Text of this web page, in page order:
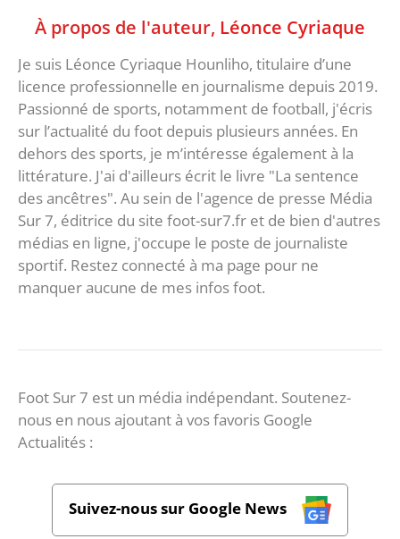
À propos de l'auteur, Léonce Cyriaque
Je suis Léonce Cyriaque Hounliho, titulaire d’une
licence professionnelle en journalisme depuis 2019.
Passionné de sports, notamment de football, j'écris
sur l’actualité du foot depuis plusieurs années. En
dehors des sports, je m’intéresse également à la
littérature. J'ai d'ailleurs écrit le livre "La sentence
des ancêtres". Au sein de l'agence de presse Média
Sur 7, éditrice du site foot-sur7.fr et de bien d'autres
médias en ligne, j'occupe le poste de journaliste
sportif. Restez connecté à ma page pour ne
manquer aucune de mes infos foot.
Foot Sur 7 est un média indépendant. Soutenez-
nous en nous ajoutant à vos favoris Google
Actualités :
Suivez-nous sur Google News